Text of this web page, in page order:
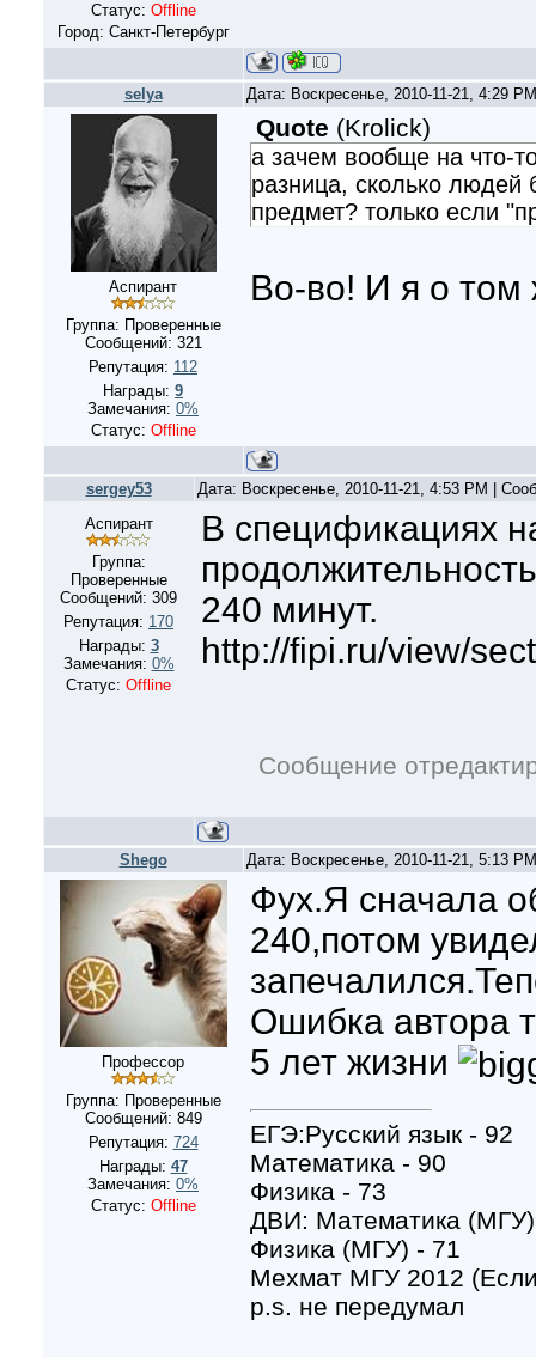
Статус: Offline
Город: Санкт-Петербург
selya Дата: Воскресенье, 2010-11-21, 4:29
Аспирант
Группа: Проверенные
Сообщений: 321
Репутация: 112
Награды: 9
Замечания: 0%
Статус: Offline
Quote (Krolick)
а зачем вообще на что-
разница, сколько людей
предмет? только если
Во-во! И я о том
sergey53
Дата: Воскресенье, 2010-11-21, 4:53 PM |
Аспирант
Группа:
Проверенные
Сообщений: 309
Репутация: 170
Награды: 3
Замечания: 0%
Статус: Offline
В спецификациях
240 минут.
http://fipi.ru/view/
Сообщение
Shego Дата: Воскресенье, 2010-11-21, 5:13
Профессор
Группа: Проверенные
Сообщений: 849
Репутация: 724
Награды: 47
Замечания: 0%
Статус: Offline
Фух.Я сначала
240,потом
Ошибка автора
5 лет жизни
ЕГЭ:Русский язык - 92
Математика - 90
Физика - 73
ДВИ: Математика
Физика (МГУ) - 71
Мехмат МГУ 2012
p.s. не передумал